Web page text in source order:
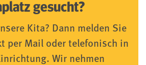
gesucht?
Kita? Dann melden Sie
per Mail oder telefonisch in
Wir nehmen